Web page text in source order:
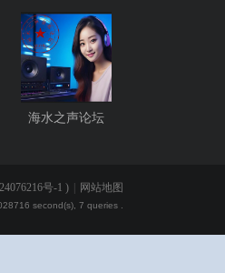
海水之声论坛
号-1 ) 网站地图
second(s), 7 queries .